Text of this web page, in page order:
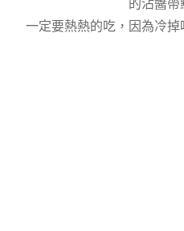
一定要熱熱的吃，因為冷